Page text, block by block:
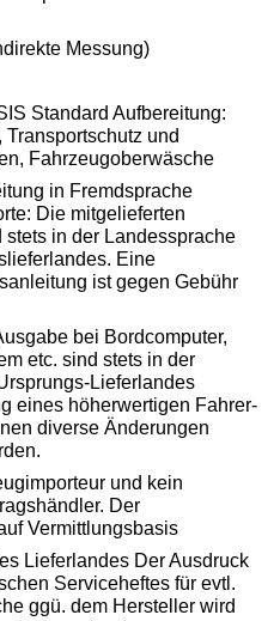
Messung)
Standard Aufbereitung:
und
Fahrzeugoberwäsche
in Fremdsprache
Die mitgelieferten
in der Landessprache
Eine
ist gegen Gebühr
bei Bordcomputer,
etc. sind stets in der
Lieferlandes
eines höherwertigen Fahrer-
diverse Änderungen
und kein
Der
Vermittlungsbasis
Lieferlandes Der Ausdruck
Serviceheftes für evtl.
ggü. dem Hersteller wird